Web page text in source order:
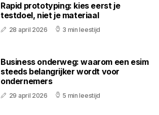
Rapid prototyping: kies eerst je
testdoel, niet je materiaal
28 april 2026 3 min leestijd
Business onderweg: waarom een esim
steeds belangrijker wordt voor
ondernemers
29 april 2026 5 min leestijd